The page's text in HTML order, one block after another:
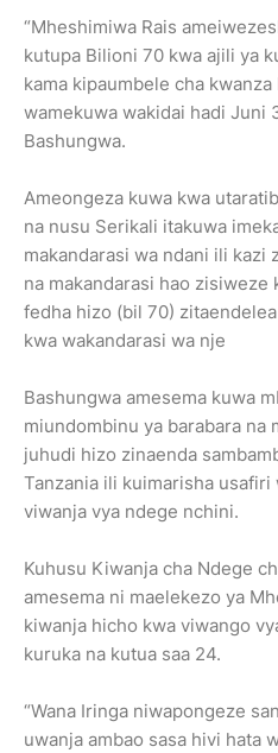
“Mheshimiwa Rais
kutupa Bilioni 70 kwa ajili ya
kama kipaumbele cha
wamekuwa wakidai hadi Juni
Bashungwa.
Ameongeza kuwa kwa
na nusu Serikali itakuwa
makandarasi wa ndani ili
na makandarasi hao zisiweze
fedha hizo (bil 70)
kwa wakandarasi wa nje
Bashungwa amesema kuwa
miundombinu ya barabara na
juhudi hizo zinaenda
Tanzania ili kuimarisha usafiri
viwanja vya ndege nchini.
Kuhusu Kiwanja cha Ndege
amesema ni maelekezo ya
kiwanja hicho kwa viwango
kuruka na kutua saa 24.
“Wana Iringa niwapongeze
uwanja ambao sasa hivi hata